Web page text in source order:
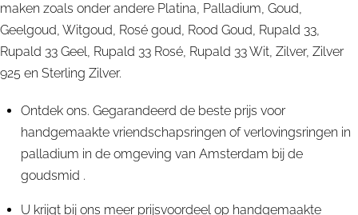
maken zoals onder andere Platina, Palladium, Goud,
Geelgoud, Witgoud, Rosé goud, Rood Goud, Rupald 33,
Rupald 33 Geel, Rupald 33 Rosé, Rupald 33 Wit, Zilver, Zilver
925 en Sterling Zilver.
Ontdek ons. Gegarandeerd de beste prijs voor
handgemaakte vriendschapsringen of verlovingsringen in
palladium in de omgeving van Amsterdam bij de
goudsmid .
U krijgt bij ons meer prijsvoordeel op handgemaakte